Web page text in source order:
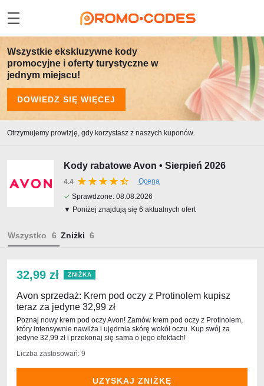
Wszystkie ekskluzywne kody
promocyjne i oferty turystyczne w
jednym miejscu!
DOWIEDZ SIĘ WIĘCEJ
Otrzymujemy prowizję, gdy korzystasz z naszych kuponów.
Kody rabatowe Avon • Sierpień 2026
4.4
Ocena
✓ Sprawdzone: 08.08.2026
▼ Poniżej znajdują się 6 aktualnych ofert
Wszystko Zniżki
32,99 zł ZNIŻKA
Avon sprzedaż: Krem pod oczy z Protinolem kupisz
teraz za jedyne 32,99 zł
Poznaj nowy krem pod oczy Avon! Zamów krem pod oczy z Protinolem,
który intensywnie nawilża i ujędrnia skórę wokół oczu. Kup swój za
jedyne 32,99 zł i przekonaj się sama o jego efektach!
Liczba zastosowań: 9
UZYSKAJ ZNIŻKĘ